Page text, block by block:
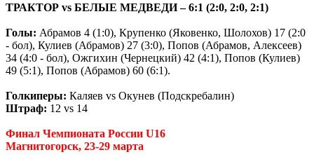
ТРАКТОР vs БЕЛЫЕ МЕДВЕДИ – 6:1 (2:0, 2:0, 2:1)
Голы: Абрамов 4 (1:0), Крупенко (Яковенко, Шолохов) 17 (2:0
- бол), Кулиев (Абрамов) 27 (3:0), Попов (Абрамов, Алексеев)
34 (4:0 - бол), Ожгихин (Чернецкий) 42 (4:1), Попов (Кулиев)
49 (5:1), Попов (Абрамов) 60 (6:1).
Голкиперы: Каляев vs Окунев (Подскребалин)
Штраф: 12 vs 14
Финал Чемпионата России U16
Магнитогорск, 23-29 марта